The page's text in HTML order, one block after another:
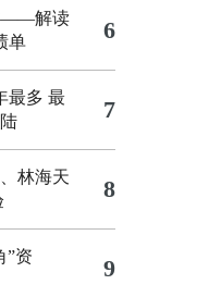
——解读
单
6
最多 最
7
林海天
8
”资
9